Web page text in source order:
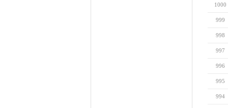
1000
999
998
997
996
995
994